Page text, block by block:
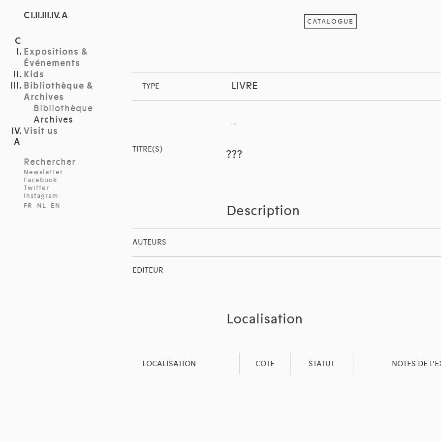
C I.II.III.IV. A
Expositions &
Événements
Kids
Bibliothèque &
Archives
Bibliothèque
Archives
Visit us
Rechercher
Newsletter
Facebook
Twitter
Instagram
FR
NL EN
CATALOGUE
TYPE LIVRE
TITRE(S) ???
Description
AUTEURS
EDITEUR
Localisation
LOCALISATION COTE STATUT NOTES DE